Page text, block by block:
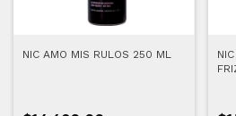
NIC AMO MIS RULOS 250 ML